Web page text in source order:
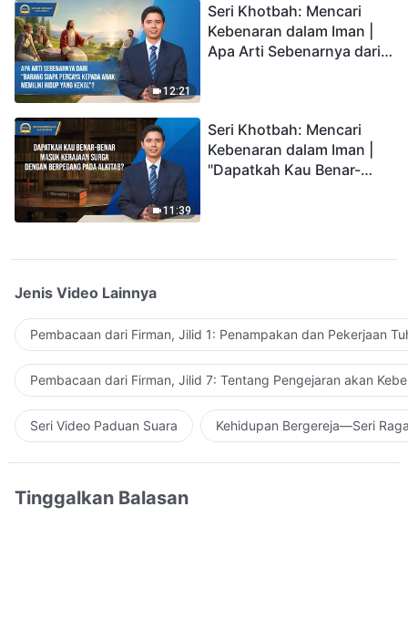
12:21
Seri Khotbah: Mencari
Kebenaran dalam Iman |
Apa Arti Sebenarnya dari
11:39
Seri Khotbah: Mencari
Kebenaran dalam Iman |
"Dapatkah Kau Benar-
Jenis Video Lainnya
Pembacaan dari Firman, Jilid 1: Penampakan dan Pekerjaan
Pembacaan dari Firman, Jilid 7: Tentang Pengejaran akan
Seri Video Paduan Suara Kehidupan Bergereja—Seri
Tinggalkan Balasan